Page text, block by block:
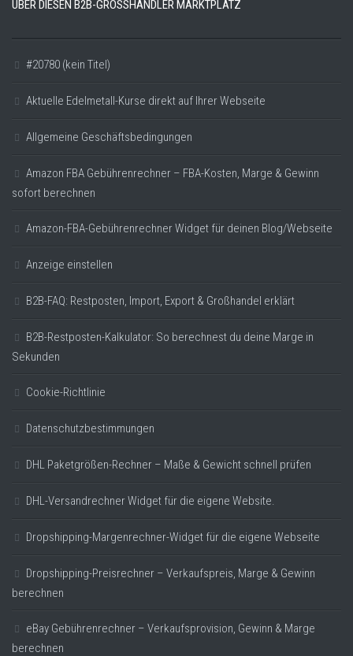
ÜBER DIESEN B2B-GROSSHÄNDLER MARKTPLATZ
#20780 (kein Titel)
Aktuelle Edelmetall-Kurse direkt auf Ihrer Webseite
Allgemeine Geschäftsbedingungen
Amazon FBA Gebührenrechner – FBA-Kosten, Marge & Gewinn
sofort berechnen
Amazon-FBA-Gebührenrechner Widget für deinen Blog/Webseite
Anzeige einstellen
B2B-FAQ: Restposten, Import, Export & Großhandel erklärt
B2B-Restposten-Kalkulator: So berechnest du deine Marge in
Sekunden
Cookie-Richtlinie
Datenschutzbestimmungen
DHL Paketgrößen-Rechner – Maße & Gewicht schnell prüfen
DHL-Versandrechner Widget für die eigene Website.
Dropshipping-Margenrechner-Widget für die eigene Webseite
Dropshipping-Preisrechner – Verkaufspreis, Marge & Gewinn
berechnen
eBay Gebührenrechner – Verkaufsprovision, Gewinn & Marge
berechnen